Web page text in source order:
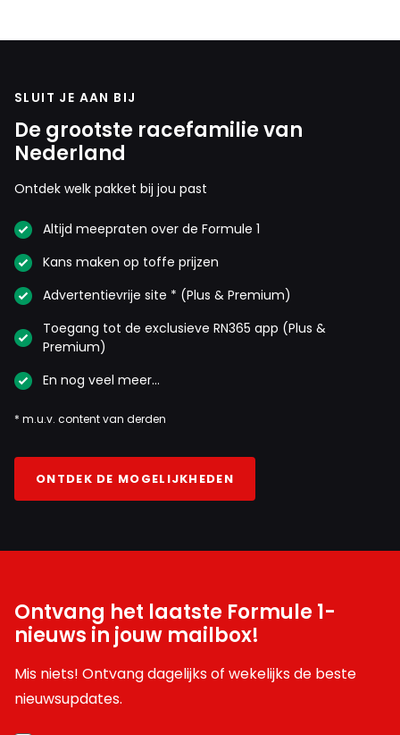
SLUIT JE AAN BIJ
De grootste racefamilie van
Nederland
Ontdek welk pakket bij jou past
Altijd meepraten over de Formule 1
Kans maken op toffe prijzen
Advertentievrije site * (Plus & Premium)
Toegang tot de exclusieve RN365 app (Plus &
Premium)
En nog veel meer…
* m.u.v. content van derden
ONTDEK DE MOGELIJKHEDEN
Ontvang het laatste Formule 1-
nieuws in jouw mailbox!
Mis niets! Ontvang dagelijks of wekelijks de beste
nieuwsupdates.